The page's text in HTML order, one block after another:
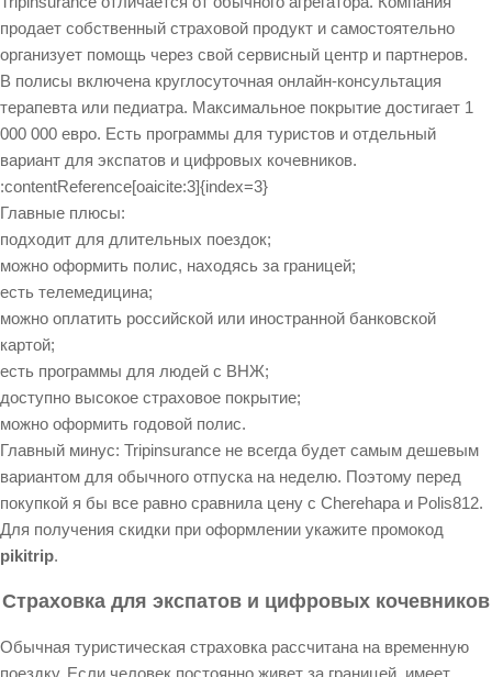
продает собственный страховой продукт и самостоятельно
организует помощь через свой сервисный центр и партнеров.
В полисы включена круглосуточная онлайн-консультация
терапевта или педиатра. Максимальное покрытие достигает 1
000 000 евро. Есть программы для туристов и отдельный
вариант для экспатов и цифровых кочевников.
:contentReference[oaicite:3]{index=3}
Главные плюсы:
подходит для длительных поездок;
можно оформить полис, находясь за границей;
есть телемедицина;
можно оплатить российской или иностранной банковской
картой;
есть программы для людей с ВНЖ;
доступно высокое страховое покрытие;
можно оформить годовой полис.
Главный минус: Tripinsurance не всегда будет самым дешевым
вариантом для обычного отпуска на неделю. Поэтому перед
покупкой я бы все равно сравнила цену с Cherehapa и Polis812.
Для получения скидки при оформлении укажите промокод
pikitrip.
Страховка для экспатов и цифровых кочевников
Обычная туристическая страховка рассчитана на временную
поездку. Если человек постоянно живет за границей, имеет